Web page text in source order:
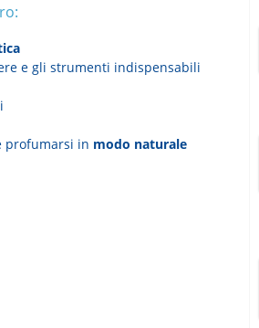
e gli strumenti indispensabili
profumarsi in modo naturale